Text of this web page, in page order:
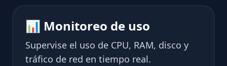
📊 Monitoreo de uso
Supervise el uso de CPU, RAM, disco y
tráfico de red en tiempo real.